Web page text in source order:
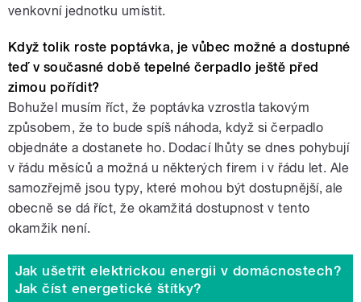
venkovní jednotku umístit.
Když tolik roste poptávka, je vůbec možné a dostupné
teď v současné době tepelné čerpadlo ještě před
zimou pořídit?
Bohužel musím říct, že poptávka vzrostla takovým
způsobem, že to bude spíš náhoda, když si čerpadlo
objednáte a dostanete ho. Dodací lhůty se dnes pohybují
v řádu měsíců a možná u některých firem i v řádu let. Ale
samozřejmě jsou typy, které mohou být dostupnější, ale
obecně se dá říct, že okamžitá dostupnost v tento
okamžik není.
Jak ušetřit elektrickou energii v domácnostech?
Jak číst energetické štítky?